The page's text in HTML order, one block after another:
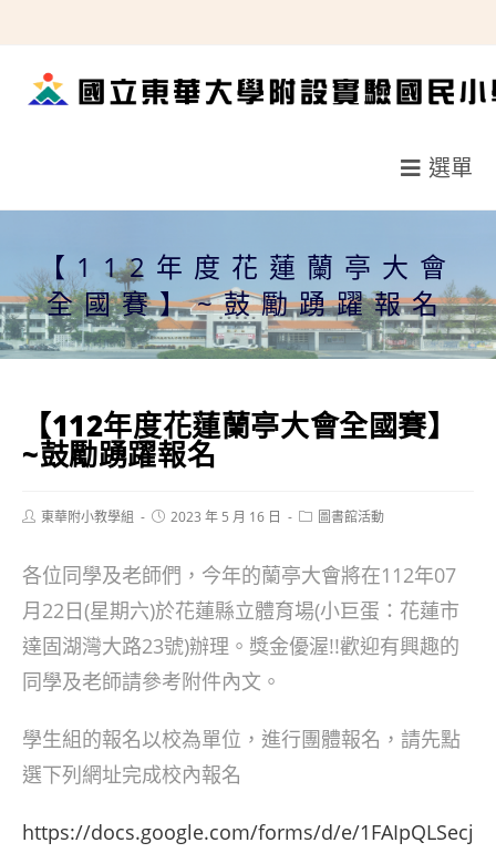
轉
選單
【112年度花蓮蘭亭大會
全國賽】~鼓勵踴躍報名
【112年度花蓮蘭亭大會全國賽】
~鼓勵踴躍報名
Post東華附小教學組
Post2023 年 5 月 16 日
Post圖書館活動
各位同學及老師們，今年的蘭亭大會將在112年07
月22日(星期六)於花蓮縣立體育場(小巨蛋：花蓮市
達固湖灣大路23號)辦理。獎金優渥!!歡迎有興趣的
同學及老師請參考附件內文。
學生組的報名以校為單位，進行團體報名，請先點
選下列網址完成校內報名
https://docs.google.com/forms/d/e/1FAIpQLSecj